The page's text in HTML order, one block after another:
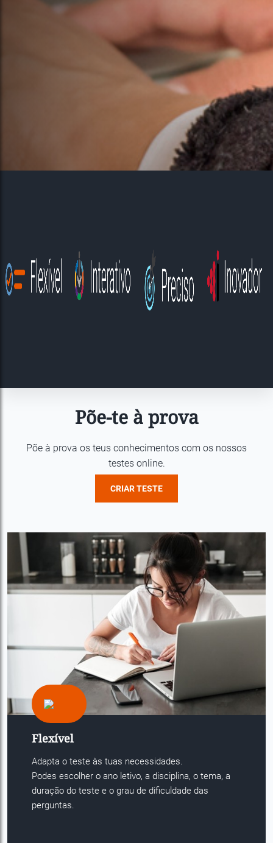
Põe-te à prova
Põe à prova os teus conhecimentos com os nossos
testes online.
CRIAR TESTE
Flexível
Adapta o teste às tuas necessidades.
Podes escolher o ano letivo, a disciplina, o tema, a
duração do teste e o grau de dificuldade das
perguntas.